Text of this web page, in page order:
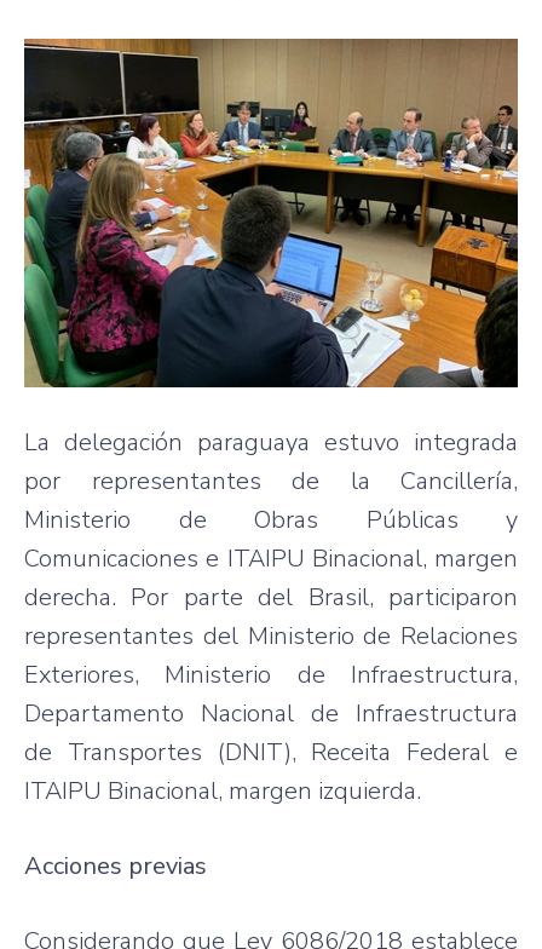
La delegación paraguaya estuvo integrada
por representantes de la Cancillería,
Ministerio de Obras Públicas y
Comunicaciones e ITAIPU Binacional, margen
derecha. Por parte del Brasil, participaron
representantes del Ministerio de Relaciones
Exteriores, Ministerio de Infraestructura,
Departamento Nacional de Infraestructura
de Transportes (DNIT), Receita Federal e
ITAIPU Binacional, margen izquierda.
Acciones previas
Considerando que Ley 6086/2018 establece